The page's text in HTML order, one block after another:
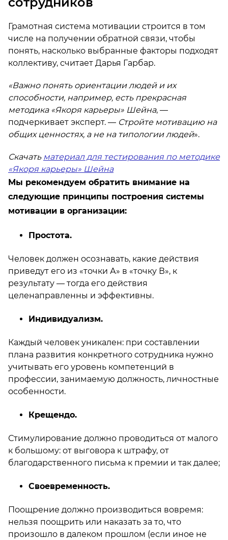
Грамотная система мотивации строится в том
числе на получении обратной связи, чтобы
понять, насколько выбранные факторы подходят
коллективу, считает Дарья Гарбар.
«Важно понять ориентации людей и их
способности, например, есть прекрасная
методика «Якоря карьеры» Шейна, —
подчеркивает эксперт. — Стройте мотивацию на
общих ценностях, а не на типологии людей».
Скачать материал для тестирования по методике
«Якоря карьеры» Шейна
Мы рекомендуем обратить внимание на
следующие принципы построения системы
мотивации в организации:
Простота.
Человек должен осознавать, какие действия
приведут его из «точки А» в «точку В», к
результату — тогда его действия
целенаправленны и эффективны.
Индивидуализм.
Каждый человек уникален: при составлении
плана развития конкретного сотрудника нужно
учитывать его уровень компетенций в
профессии, занимаемую должность, личностные
особенности.
Крещендо.
Стимулирование должно проводиться от малого
к большому: от выговора к штрафу, от
благодарственного письма к премии и так далее;
Своевременность.
Поощрение должно производиться вовремя:
нельзя поощрить или наказать за то, что
произошло в далеком прошлом (если иное не